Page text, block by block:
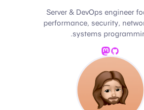
Server & DevOps engineer
performance, security,
systems
GitHub
Mastodon